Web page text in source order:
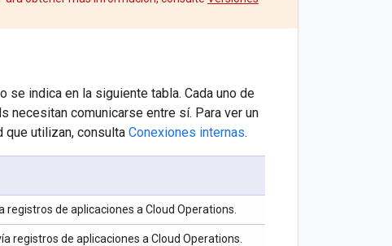
indica en la siguiente tabla. Cada uno de
comunicarse entre sí. Para ver un
utilizan, consulta Conexiones internas.
de aplicaciones a Cloud Operations.
registros de aplicaciones a Cloud Operations.